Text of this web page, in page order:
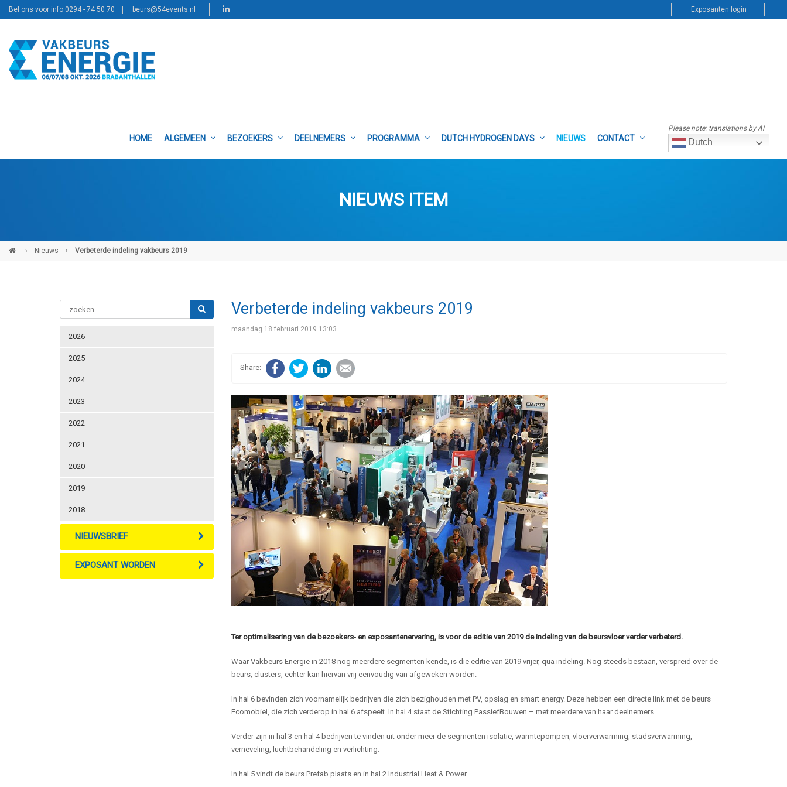
Bel ons voor info 0294 - 74 50 70 beurs@54events.nl Exposanten login
HOME ALGEMEEN BEZOEKERS DEELNEMERS PROGRAMMA DUTCH HYDROGEN DAYS NIEUWS CONTACT Dutch
Please note: translations by AI
NIEUWS ITEM
› Nieuws › Verbeterde indeling vakbeurs 2019
2026
2025
2024
2023
2022
2021
2020
2019
2018
NIEUWSBRIEF
EXPOSANT WORDEN
Verbeterde indeling vakbeurs 2019
maandag 18 februari 2019 13:03
FacebookTwitterLinkedInE-mail
Ter optimalisering van de bezoekers- en exposantenervaring, is voor de editie van 2019 de indeling van de beursvloer verder verbeterd.
Waar Vakbeurs Energie in 2018 nog meerdere segmenten kende, is die editie van 2019 vrijer, qua indeling. Nog steeds bestaan, verspreid over de
beurs, clusters, echter kan hiervan vrij eenvoudig van afgeweken worden.
In hal 6 bevinden zich voornamelijk bedrijven die zich bezighouden met PV, opslag en smart energy. Deze hebben een directe link met de beurs
Ecomobiel, die zich verderop in hal 6 afspeelt. In hal 4 staat de Stichting PassiefBouwen – met meerdere van haar deelnemers.
Verder zijn in hal 3 en hal 4 bedrijven te vinden uit onder meer de segmenten isolatie, warmtepompen, vloerverwarming, stadsverwarming,
verneveling, luchtbehandeling en verlichting.
In hal 5 vindt de beurs Prefab plaats en in hal 2 Industrial Heat & Power.